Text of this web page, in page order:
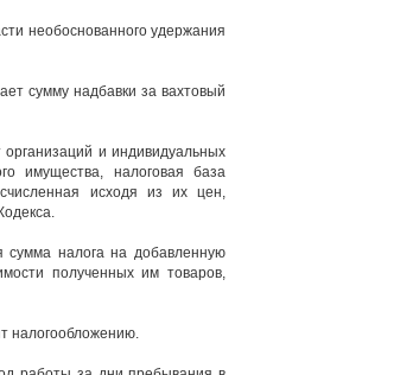
необоснованного удержания
сумму надбавки за вахтовый
и индивидуальных
имущества, налоговая база
исходя из их цен,
сумма налога на добавленную
полученных им товаров,
налогообложению.